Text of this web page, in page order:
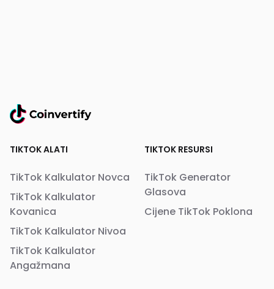
TIKTOK ALATI
TikTok Kalkulator Novca
TikTok Kalkulator
Kovanica
TikTok Kalkulator Nivoa
TikTok Kalkulator
Angažmana
TIKTOK RESURSI
TikTok Generator
Glasova
Cijene TikTok Poklona